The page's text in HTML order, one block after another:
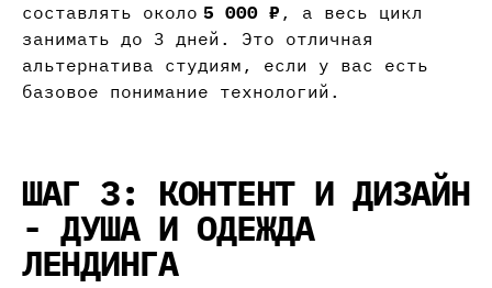
составлять около 5 000 ₽ , а весь цикл
занимать до 3 дней. Это отличная
альтернатива студиям, если у вас есть
базовое понимание технологий.
ШАГ 3: КОНТЕНТ И ДИЗАЙН
- ДУША И ОДЕЖДА
ЛЕНДИНГА